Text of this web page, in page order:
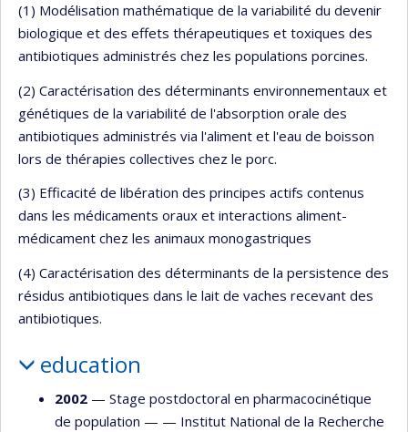
(1) Modélisation mathématique de la variabilité du devenir
biologique et des effets thérapeutiques et toxiques des
antibiotiques administrés chez les populations porcines.
(2) Caractérisation des déterminants environnementaux et
génétiques de la variabilité de l'absorption orale des
antibiotiques administrés via l'aliment et l'eau de boisson
lors de thérapies collectives chez le porc.
(3) Efficacité de libération des principes actifs contenus
dans les médicaments oraux et interactions aliment-
médicament chez les animaux monogastriques
(4) Caractérisation des déterminants de la persistence des
résidus antibiotiques dans le lait de vaches recevant des
antibiotiques.
education
2002 — Stage postdoctoral en pharmacocinétique
de population — — Institut National de la Recherche